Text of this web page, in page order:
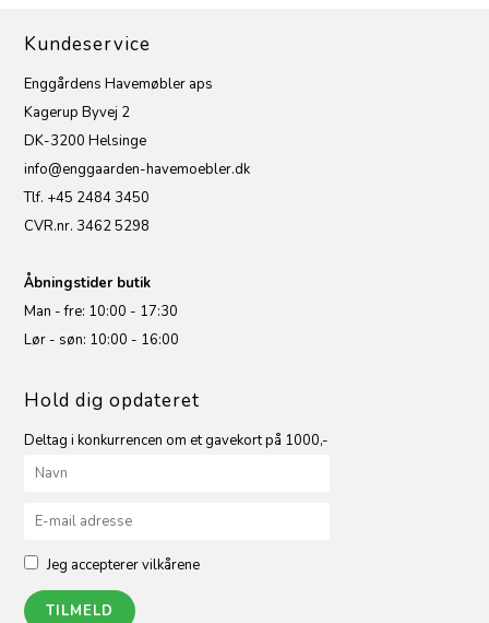
Kundeservice
Enggårdens Havemøbler aps
Kagerup Byvej 2
DK-3200 Helsinge
info@enggaarden-havemoebler.dk
Tlf. +45 2484 3450
CVR.nr. 3462 5298
Åbningstider butik
Man - fre: 10:00 - 17:30
Lør - søn: 10:00 - 16:00
Hold dig opdateret
Deltag i konkurrencen om et gavekort på 1000,-
Jeg accepterer vilkårene